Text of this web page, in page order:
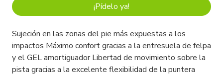
¡Pídelo ya!
Sujeción en las zonas del pie más expuestas a los
impactos Máximo confort gracias a la entresuela de felpa
y el GEL amortiguador Libertad de movimiento sobre la
pista gracias a la excelente flexibilidad de la puntera